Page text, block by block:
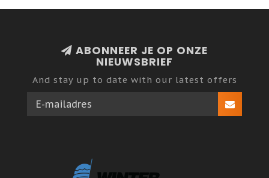
ABONNEER JE OP ONZE
NIEUWSBRIEF
And stay up to date with our latest offers